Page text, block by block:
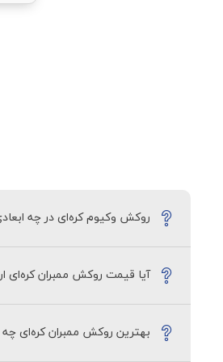
روکش وکیوم کره‌ای در چه
آیا قیمت روکش ممبران کره‌ای
بله، قیمت روکش ممبران کره‌ای با
بهترین روکش ممبران کره‌ای چه